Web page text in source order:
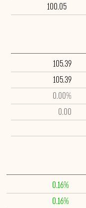
100.05
105.39
105.39
0.00%
0.00
0.16%
0.16%